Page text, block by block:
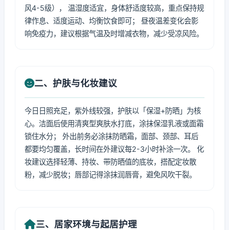
风4-5级）， 温湿度适宜，身体舒适度较高，重点保持规
律作息、适度运动、均衡饮食即可； 昼夜温差变化会影
响免疫力，建议根据气温及时增减衣物，减少受凉风险。
二、护肤与化妆建议
今日日照充足，紫外线较强，护肤以「保湿+防晒」为核
心。洁面后使用清爽型爽肤水打底，涂抹保湿乳液或面霜
锁住水分； 外出前务必涂抹防晒霜，面部、颈部、耳后
都要均匀覆盖，长时间在外建议每2-3小时补涂一次。 化
妆建议选择轻薄、持妆、带防晒值的底妆，搭配定妆散
粉，减少脱妆；唇部记得涂抹润唇膏，避免风吹干裂。
三、居家环境与起居护理